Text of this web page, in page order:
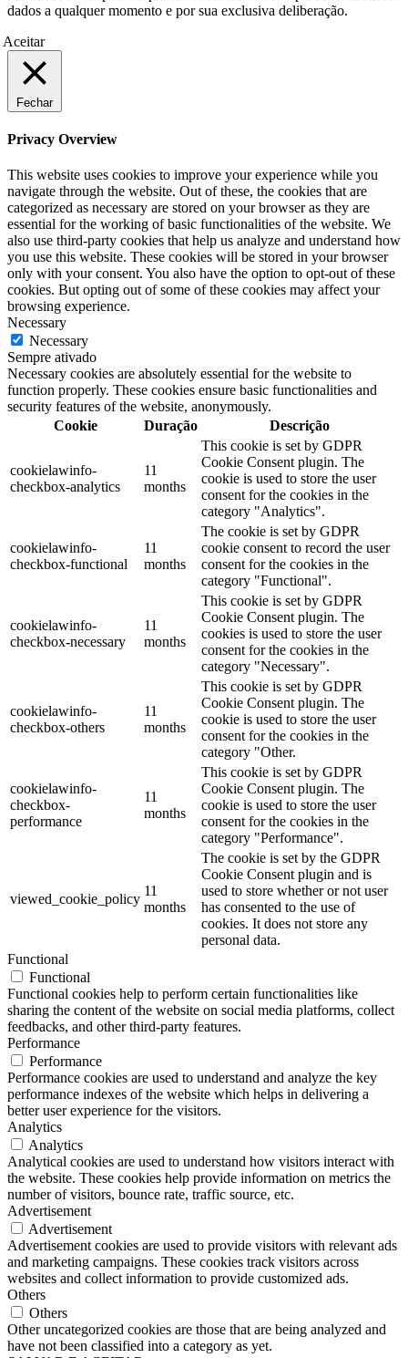
dados a qualquer momento e por sua exclusiva deliberação.
Aceitar
Fechar
Privacy Overview
This website uses cookies to improve your experience while you
navigate through the website. Out of these, the cookies that are
categorized as necessary are stored on your browser as they are
essential for the working of basic functionalities of the website. We
also use third-party cookies that help us analyze and understand how
you use this website. These cookies will be stored in your browser
only with your consent. You also have the option to opt-out of these
cookies. But opting out of some of these cookies may affect your
browsing experience.
Necessary
Necessary
Sempre ativado
Necessary cookies are absolutely essential for the website to
function properly. These cookies ensure basic functionalities and
security features of the website, anonymously.
Cookie
Duração Descrição
cookielawinfo-
checkbox-analytics
11
months
This cookie is set by GDPR
Cookie Consent plugin. The
cookie is used to store the user
consent for the cookies in the
category "Analytics".
cookielawinfo-
checkbox-functional
11
months
The cookie is set by GDPR
cookie consent to record the user
consent for the cookies in the
category "Functional".
cookielawinfo-
checkbox-necessary
11
months
This cookie is set by GDPR
Cookie Consent plugin. The
cookies is used to store the user
consent for the cookies in the
category "Necessary".
cookielawinfo-
checkbox-others
11
months
This cookie is set by GDPR
Cookie Consent plugin. The
cookie is used to store the user
consent for the cookies in the
category "Other.
cookielawinfo-
checkbox-
performance
11
months
This cookie is set by GDPR
Cookie Consent plugin. The
cookie is used to store the user
consent for the cookies in the
category "Performance".
viewed_cookie_policy
11
months
The cookie is set by the GDPR
Cookie Consent plugin and is
used to store whether or not user
has consented to the use of
cookies. It does not store any
personal data.
Functional
Functional
Functional cookies help to perform certain functionalities like
sharing the content of the website on social media platforms, collect
feedbacks, and other third-party features.
Performance
Performance
Performance cookies are used to understand and analyze the key
performance indexes of the website which helps in delivering a
better user experience for the visitors.
Analytics
Analytics
Analytical cookies are used to understand how visitors interact with
the website. These cookies help provide information on metrics the
number of visitors, bounce rate, traffic source, etc.
Advertisement
Advertisement
Advertisement cookies are used to provide visitors with relevant ads
and marketing campaigns. These cookies track visitors across
websites and collect information to provide customized ads.
Others
Others
Other uncategorized cookies are those that are being analyzed and
have not been classified into a category as yet.